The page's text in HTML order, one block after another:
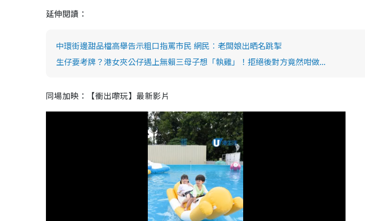
延伸閱讀：
中環街邊甜品檔高舉告示粗口指罵市民 網民︰老闆娘出晒名跳掣
生仔要考牌？港女夾公仔遇上無賴三母子想「執雞」！拒絕後對方竟然咁做...
同場加映：【衝出嚟玩】最新影片